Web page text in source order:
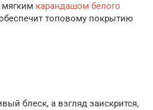
мягким карандашом белого
топовому покрытию
блеск, а взгляд заискрится,